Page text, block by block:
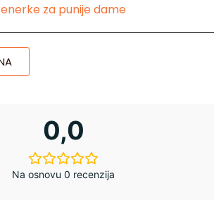
za punije dame
0,0
Na osnovu 0 recenzija